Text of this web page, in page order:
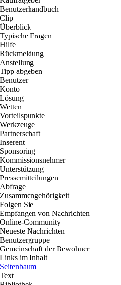
Benutzerhandbuch
Clip
Überblick
Typische Fragen
Hilfe
Rückmeldung
Anstellung
Tipp abgeben
Benutzer
Konto
Lösung
Wetten
Vorteilspunkte
Werkzeuge
Partnerschaft
Inserent
Sponsoring
Kommissionsnehmer
Unterstützung
Pressemitteilungen
Abfrage
Zusammengehörigkeit
Folgen Sie
Empfangen von Nachrichten
Online-Community
Neueste Nachrichten
Benutzergruppe
Gemeinschaft der Bewohner
Links im Inhalt
Seitenbaum
Text